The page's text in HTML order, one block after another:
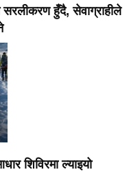
हुँदै, सेवाग्राहीले
शिविरमा ल्याइयो